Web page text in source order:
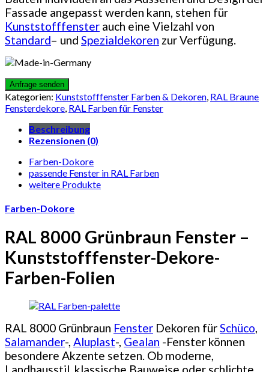
Fassade angepasst werden kann, stehen für
Kunststofffenster auch eine Vielzahl von
Standard– und Spezialdekoren zur Verfügung.
Kategorien: Kunststofffenster Farben & Dekoren, RAL Braune
Fensterdekore, RAL Farben für Fenster
Beschreibung
Rezensionen (0)
Farben-Dokore
passende Fenster in RAL Farben
weitere Produkte
Farben-Dokore
RAL 8000 Grünbraun Fenster –
Kunststofffenster-Dekore-
Farben-Folien
RAL 8000 Grünbraun Fenster Dekoren fürSchüco,
Salamander-, Aluplast-, Gealan -Fenster können
besondere Akzente setzen. Ob moderne,